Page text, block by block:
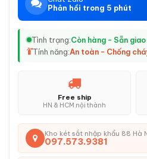
Phản hồi trong 5 phút
Tình trạng:Còn hàng - Sẵn
Tính năng:An toàn - Chống
Free ship
HN & HCM nội thành
Kho két sắt nhập khẩu 88 Hà
097.573.9381